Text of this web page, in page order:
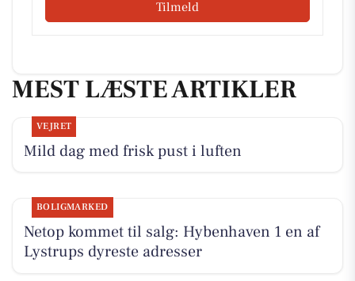
Tilmeld
MEST LÆSTE ARTIKLER
VEJRET
Mild dag med frisk pust i luften
BOLIGMARKED
Netop kommet til salg: Hybenhaven 1 en af
Lystrups dyreste adresser